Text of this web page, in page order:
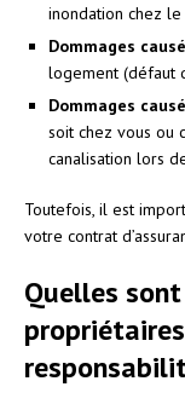
inondation chez
Dommages
logement (défaut
Dommages
soit chez vous ou
canalisation lors
Toutefois, il est
votre contrat
Quelles